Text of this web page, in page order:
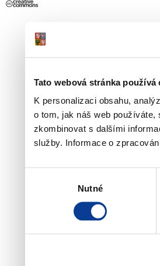
Tato webová stránka používá
K personalizaci obsahu,
o tom, jak náš web
zkombinovat s dalšími
služby. Informace o
Nutné